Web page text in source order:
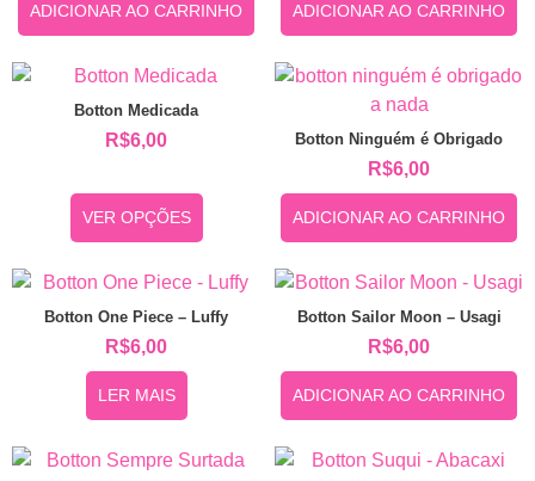
ADICIONAR AO CARRINHO ADICIONAR AO CARRINHO
Botton Medicada
R$6,00
VER OPÇÕES
Botton Ninguém é Obrigado
R$6,00
ADICIONAR AO CARRINHO
Botton One Piece – Luffy
R$6,00
LER MAIS
Botton Sailor Moon – Usagi
R$6,00
ADICIONAR AO CARRINHO